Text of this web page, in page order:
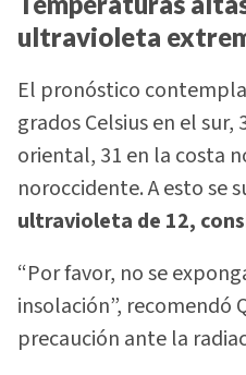
ultravioleta
El pronóstico
grados Celsius en el
oriental, 31 en la costa
noroccidente. A esto se
ultravioleta de 12,
“Por favor, no se
insolación”, recomendó
precaución ante la